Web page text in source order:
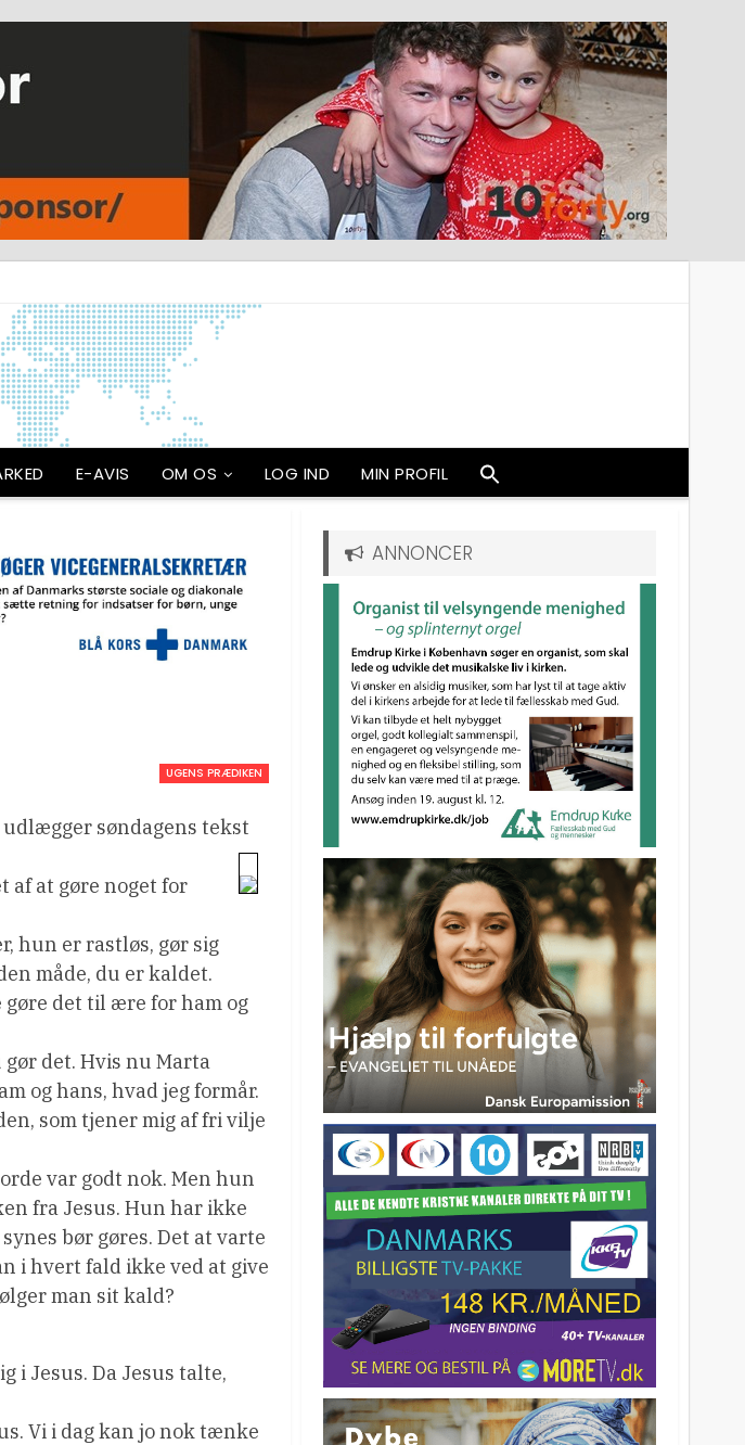
E-AVIS OM OS LOG IND MIN PROFIL
UGENS PRÆDIKEN
udlægger søndagens tekst
af at gøre noget for
hun er rastløs, gør sig
måde, du er kaldet.
det til ære for ham og
det. Hvis nu Marta
og hans, hvad jeg formår.
som tjener mig af fri vilje
var godt nok. Men hun
fra Jesus. Hun har ikke
bør gøres. Det at varte
i hvert fald ikke ved at give
man sit kald?
i Jesus. Da Jesus talte,
Vi i dag kan jo nok tænke
ANNONCER